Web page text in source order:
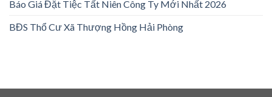
Báo Giá Đặt Tiệc Tất Niên Công Ty Mới Nhất 2026
BĐS Thổ Cư Xã Thượng Hồng Hải Phòng